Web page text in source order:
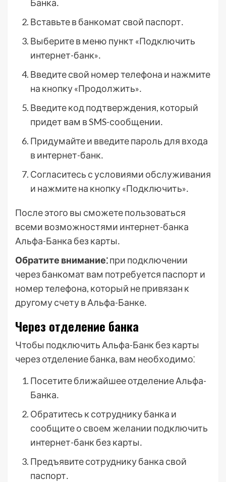
Банка․
Вставьте в банкомат свой паспорт․
Выберите в меню пункт «Подключить
интернет-банк»․
Введите свой номер телефона и нажмите
на кнопку «Продолжить»․
Введите код подтверждения, который
придет вам в SMS-сообщении․
Придумайте и введите пароль для входа
в интернет-банк․
Согласитесь с условиями обслуживания
и нажмите на кнопку «Подключить»․
После этого вы сможете пользоваться
всеми возможностями интернет-банка
Альфа-Банка без карты․
Обратите внимание⁚при подключении
через банкомат вам потребуется паспорт и
номер телефона, который не привязан к
другому счету в Альфа-Банке․
Через отделение банка
Чтобы подключить Альфа-Банк без карты
через отделение банка, вам необходимо⁚
Посетите ближайшее отделение Альфа-
Банка․
Обратитесь к сотруднику банка и
сообщите о своем желании подключить
интернет-банк без карты․
Предъявите сотруднику банка свой
паспорт․